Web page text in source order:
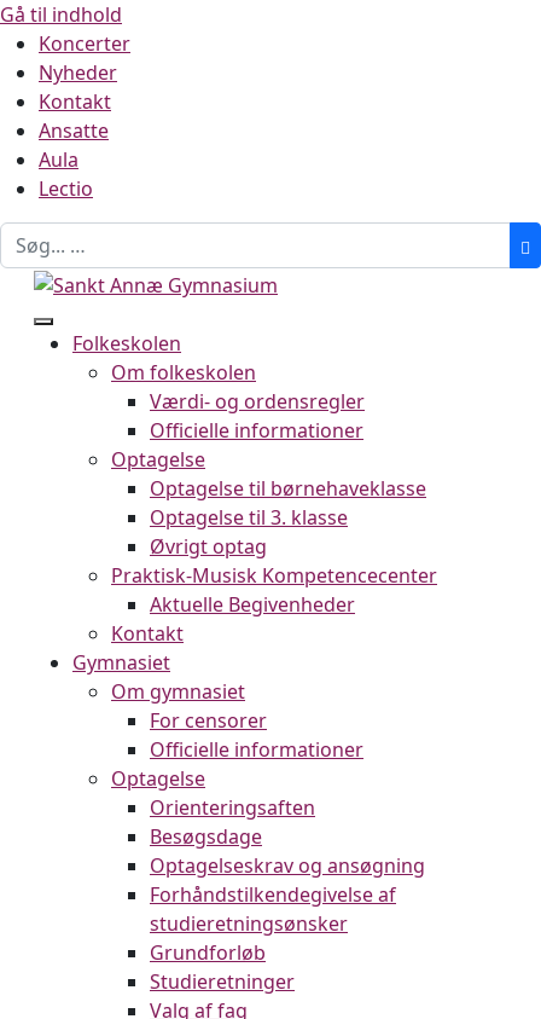
Gå til indhold
Koncerter
Nyheder
Kontakt
Ansatte
Aula
Lectio
Folkeskolen
Om folkeskolen
Værdi- og ordensregler
Officielle informationer
Optagelse
Optagelse til børnehaveklasse
Optagelse til 3. klasse
Øvrigt optag
Praktisk-Musisk Kompetencecenter
Aktuelle Begivenheder
Kontakt
Gymnasiet
Om gymnasiet
For censorer
Officielle informationer
Optagelse
Orienteringsaften
Besøgsdage
Optagelseskrav og ansøgning
Forhåndstilkendegivelse af
studieretningsønsker
Grundforløb
Studieretninger
Valg af fag